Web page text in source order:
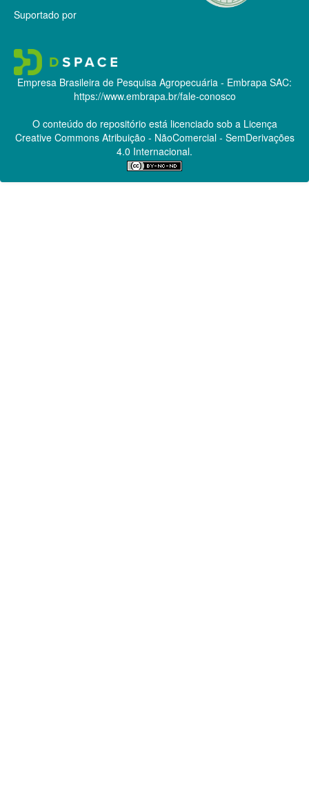
Suportado por
Empresa Brasileira de Pesquisa Agropecuária - Embrapa SAC:
https://www.embrapa.br/fale-conosco
O conteúdo do repositório está licenciado sob a Licença
Creative CommonsAtribuição - NãoComercial - SemDerivações
4.0 Internacional.